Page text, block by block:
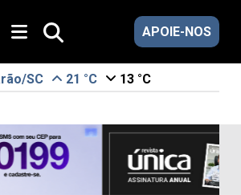
APOIE-NOS
SC 21 °C 13 °C